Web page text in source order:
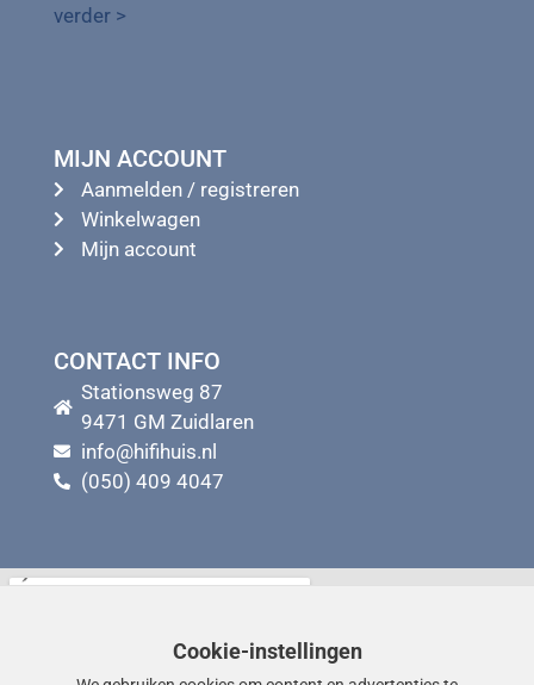
verder >
MIJN ACCOUNT
Aanmelden / registreren
Winkelwagen
Mijn account
CONTACT INFO
Stationsweg 87
9471 GM Zuidlaren
info@hifihuis.nl
(050) 409 4047
Cookie-instellingen